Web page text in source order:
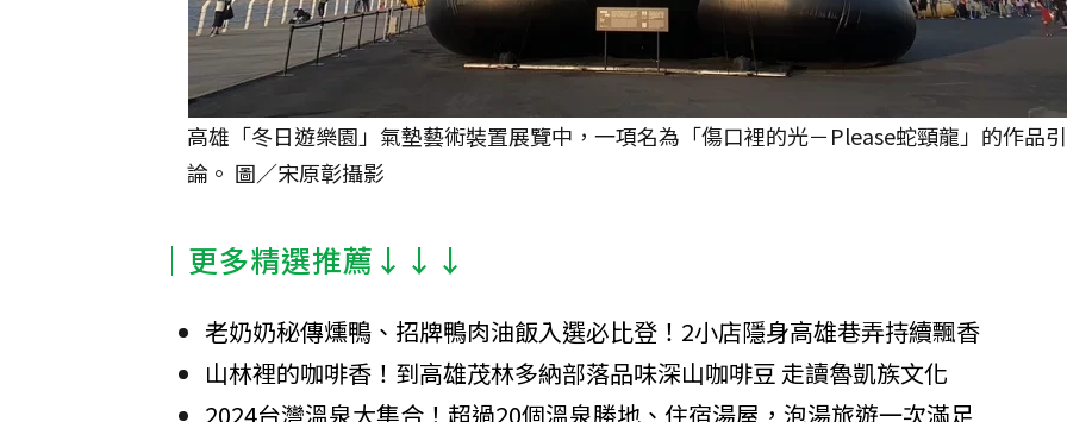
高雄「冬日遊樂園」氣墊藝術裝置展覽中，一項名為「傷口裡的光－Please蛇頸龍」的作品
論。 圖／宋原彰攝影
│更多精選推薦↓↓↓
老奶奶秘傳燻鴨、招牌鴨肉油飯入選必比登！2小店隱身高雄巷弄持續飄香
山林裡的咖啡香！到高雄茂林多納部落品味深山咖啡豆 走讀魯凱族文化
2024台灣溫泉大集合！超過20個溫泉勝地、住宿湯屋，泡湯旅遊一次滿足